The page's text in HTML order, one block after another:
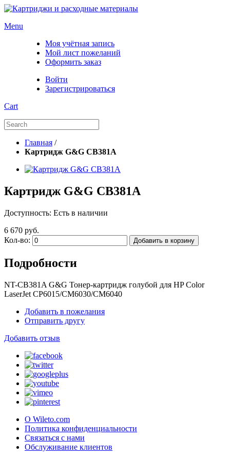
Menu
Моя учётная запись
Мой лист пожеланий
Оформить заказ
Войти
Зарегистрироваться
Cart
Главная /
Картридж G&G CB381A
Картридж G&G CB381A
Доступность: Есть в наличии
6 670 руб.
Кол-во:
Добавить в корзину
Подробности
NT-CB381A G&G Тонер-картридж голубой для HP Color
LaserJet CP6015/CM6030/CM6040
Добавить в пожелания
Отправить другу
Добавить отзыв
О Wileto.com
Политика конфиденциальности
Связаться с нами
Обслуживание клиентов